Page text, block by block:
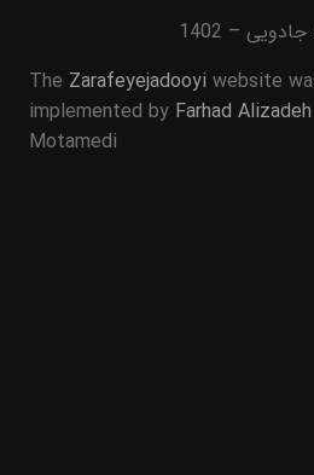
– 1402
The Zarafeyejadooyi website
implemented by Farhad
Motamedi